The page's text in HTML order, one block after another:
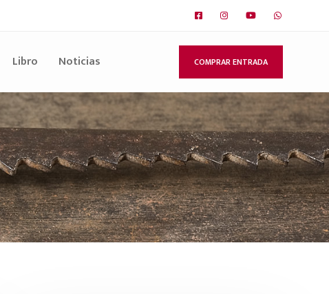
Libro Noticias COMPRAR ENTRADA